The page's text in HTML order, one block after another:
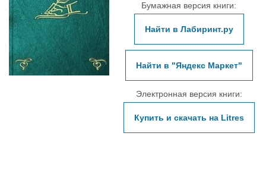
Бумажная версия книги:
Найти в Лабиринт.ру
Найти в "Яндекс Маркет"
Электронная версия книги:
Купить и скачать на Litres